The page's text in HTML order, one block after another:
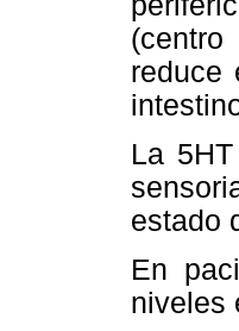
reduce
La
estado
En
niveles